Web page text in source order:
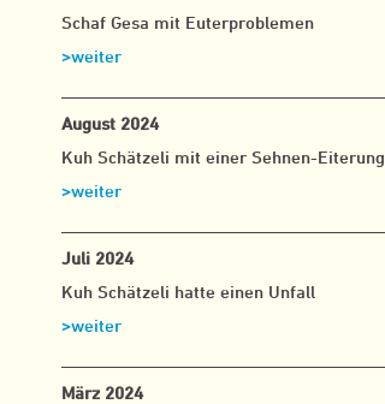
Schaf Gesa mit Euterproblemen
>weiter
August 2024
Kuh Schätzeli mit einer Sehnen-Eiterung
>weiter
Juli 2024
Kuh Schätzeli hatte einen Unfall
>weiter
März 2024